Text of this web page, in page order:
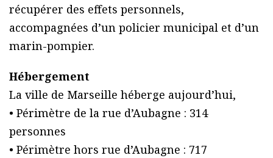
récupérer des effets personnels,
accompagnées d’un policier municipal et d’un
marin-pompier.
Hébergement
La ville de Marseille héberge aujourd’hui,
• Périmètre de la rue d’Aubagne : 314
personnes
• Périmètre hors rue d’Aubagne : 717